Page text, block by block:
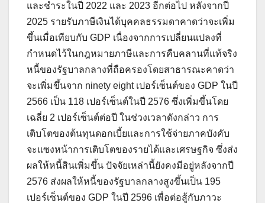
และชำระในปี 2022 และ 2023 อีกต่อไป หลังจากปี
2025 รายรับภาษีเงินได้บุคคลธรรมดาคาดว่าจะเพิ่ม
ขึ้นเมื่อเทียบกับ GDP เนื่องจากการเปลี่ยนแปลงที่
กำหนดไว้ในกฎหมายภาษีและการคืบคลานที่แท้จริง
หนี้ของรัฐบาลกลางที่ถือครองโดยสาธารณะคาดว่า
จะเพิ่มขึ้นจาก ninety eight เปอร์เซ็นต์ของ GDP ในปี
2566 เป็น 118 เปอร์เซ็นต์ในปี 2576 ซึ่งเพิ่มขึ้นโดย
เฉลี่ย 2 เปอร์เซ็นต์ต่อปี ในช่วงเวลาดังกล่าว การ
เติบโตของต้นทุนดอกเบี้ยและการใช้จ่ายภาคบังคับ
จะแซงหน้าการเติบโตของรายได้และเศรษฐกิจ ซึ่งส่ง
ผลให้หนี้สินเพิ่มขึ้น ปัจจัยเหล่านี้ยังคงมีอยู่หลังจากปี
2576 ส่งผลให้หนี้ของรัฐบาลกลางสูงขึ้นเป็น 195
เปอร์เซ็นต์ของ GDP ในปี 2596 เพื่อต่อสู้กับภาวะ